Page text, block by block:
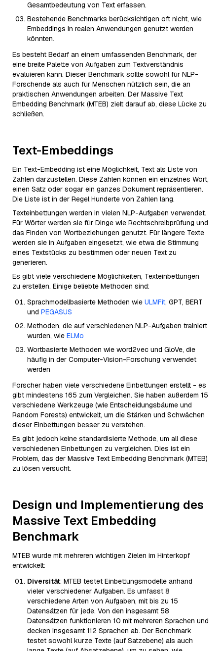
Gesamtbedeutung von Text erfassen.
Bestehende Benchmarks berücksichtigen oft nicht, wie
Embeddings in realen Anwendungen genutzt werden
könnten.
Es besteht Bedarf an einem umfassenden Benchmark, der
eine breite Palette von Aufgaben zum Textverständnis
evaluieren kann. Dieser Benchmark sollte sowohl für NLP-
Forschende als auch für Menschen nützlich sein, die an
praktischen Anwendungen arbeiten. Der Massive Text
Embedding Benchmark (MTEB) zielt darauf ab, diese Lücke zu
schließen.
Text-Embeddings
Ein Text-Embedding ist eine Möglichkeit, Text als Liste von
Zahlen darzustellen. Diese Zahlen können ein einzelnes Wort,
einen Satz oder sogar ein ganzes Dokument repräsentieren.
Die Liste ist in der Regel Hunderte von Zahlen lang.
Texteinbettungen werden in vielen NLP-Aufgaben verwendet.
Für Wörter werden sie für Dinge wie Rechtschreibprüfung und
das Finden von Wortbeziehungen genutzt. Für längere Texte
werden sie in Aufgaben eingesetzt, wie etwa die Stimmung
eines Textstücks zu bestimmen oder neuen Text zu
generieren.
Es gibt viele verschiedene Möglichkeiten, Texteinbettungen
zu erstellen. Einige beliebte Methoden sind:
Sprachmodellbasierte Methoden wie ULMFit, GPT, BERT
und PEGASUS
Methoden, die auf verschiedenen NLP-Aufgaben trainiert
wurden, wie ELMo
Wortbasierte Methoden wie word2vec und GloVe, die
häufig in der Computer-Vision-Forschung verwendet
werden
Forscher haben viele verschiedene Einbettungen erstellt - es
gibt mindestens 165 zum Vergleichen. Sie haben außerdem 15
verschiedene Werkzeuge (wie Entscheidungsbäume und
Random Forests) entwickelt, um die Stärken und Schwächen
dieser Einbettungen besser zu verstehen.
Es gibt jedoch keine standardisierte Methode, um all diese
verschiedenen Einbettungen zu vergleichen. Dies ist ein
Problem, das der Massive Text Embedding Benchmark (MTEB)
zu lösen versucht.
Design und Implementierung des
Massive Text Embedding
Benchmark
MTEB wurde mit mehreren wichtigen Zielen im Hinterkopf
entwickelt:
Diversität: MTEB testet Einbettungsmodelle anhand
vieler verschiedener Aufgaben. Es umfasst 8
verschiedene Arten von Aufgaben, mit bis zu 15
Datensätzen für jede. Von den insgesamt 58
Datensätzen funktionieren 10 mit mehreren Sprachen und
decken insgesamt 112 Sprachen ab. Der Benchmark
testet sowohl kurze Texte (auf Satzebene) als auch